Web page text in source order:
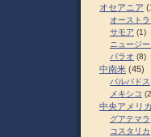
オセアニア
オースト
サモア (1)
ニュージ
パラオ (8)
中南米 (45)
バルバドス
メキシコ
中央アメリカ
グアテマラ
コスタリカ